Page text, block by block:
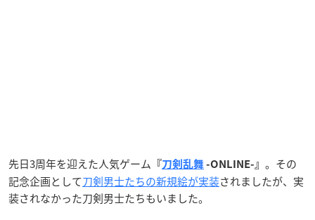
先日3周年を迎えた人気ゲーム 『刀剣乱舞 -ONLINE-』 。その
記念企画として刀剣男士たちの新規絵が実装されましたが、実
装されなかった刀剣男士たちもいました。